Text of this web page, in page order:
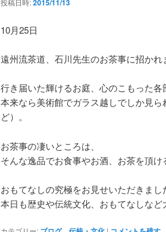
投稿日時:2015/11/13
10月25日
遠州流茶道、石川先生のお茶事に招かれ
行き届いた輝けるお庭、心のこもった各
本来なら美術館でガラス越しでしか見
ど）。
お茶事の凄いところは、
そんな逸品でお食事やお酒、お茶を頂け
おもてなしの究極をお見せいただきまし
本日も歴史や伝統文化、おもてなしなど